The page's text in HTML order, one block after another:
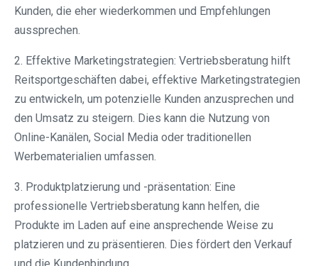
Kunden, die eher wiederkommen und Empfehlungen
aussprechen.
2. Effektive Marketingstrategien: Vertriebsberatung hilft
Reitsportgeschäften dabei, effektive Marketingstrategien
zu entwickeln, um potenzielle Kunden anzusprechen und
den Umsatz zu steigern. Dies kann die Nutzung von
Online-Kanälen, Social Media oder traditionellen
Werbematerialien umfassen.
3. Produktplatzierung und -präsentation: Eine
professionelle Vertriebsberatung kann helfen, die
Produkte im Laden auf eine ansprechende Weise zu
platzieren und zu präsentieren. Dies fördert den Verkauf